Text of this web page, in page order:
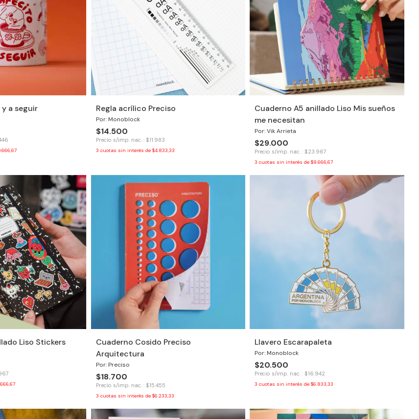
a seguir Regla acrílico Preciso
Por: Monoblock
$14.500
Precio s/imp. nac. : $11.983
3 cuotas sin interés de $4.833,33
Cuaderno A5 anillado Liso Mis sueños
me necesitan
Por: Vik Arrieta
$29.000
Precio s/imp. nac. : $23.967
3 cuotas sin interés de$9.666,67
Liso Stickers
Cuaderno Cosido Preciso
Arquitectura
Por: Preciso
$18.700
Precio s/imp. nac. : $15.455
3 cuotas sin interés de $6.233,33
Llavero Escarapaleta
Por: Monoblock
$20.500
Precio s/imp. nac. : $16.942
3 cuotas sin interés de$6.833,33